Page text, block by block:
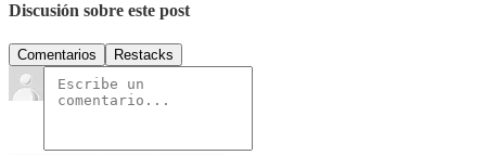
Discusión sobre este post
Comentarios Restacks